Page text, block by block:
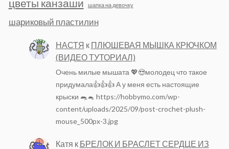
цветы канзаши шапка на девочку
шариковый пластилин
НАСТЯ к ПЛЮШЕВАЯ МЫШКА КРЮЧКОМ
(ВИДЕО ТУТОРИАЛ)
Очень милые мышата 💖😍молодец что такое
придумала👍👍👍 А у меня есть настоящие
крыски 🐀🐁 https://hobbymo.com/wp-
content/uploads/2025/09/post-crochet-plush-
mouse_500px-3.jpg
Катя к БРЕЛОК И БРАСЛЕТ СЕРДЦЕ ИЗ